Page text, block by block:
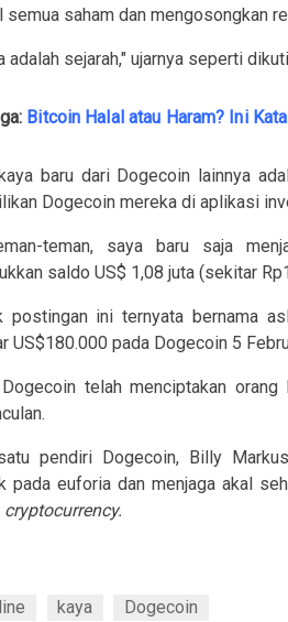
semua saham dan mengosongkan
adalah sejarah," ujarnya seperti
Bitcoin Halal atau Haram? Ini
baru dari Dogecoin lainnya
Dogecoin mereka di aplikasi
teman, saya baru saja
saldo US$ 1,08 juta (sekitar
postingan ini ternyata bernama
US$180.000 pada Dogecoin 5
telah menciptakan
pendiri Dogecoin, Billy
pada euforia dan menjaga akal
cryptocurrency.
kaya Dogecoin